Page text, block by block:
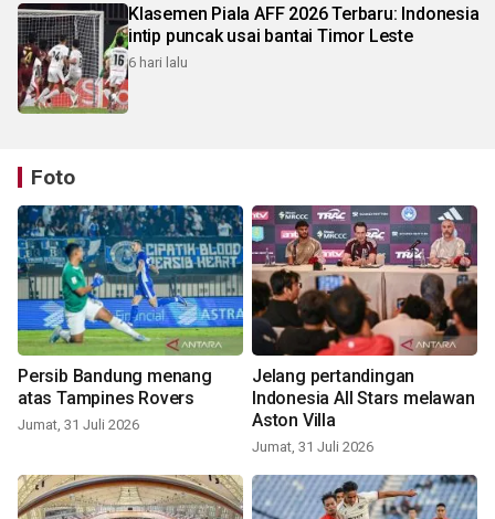
Klasemen Piala AFF 2026 Terbaru: Indonesia
intip puncak usai bantai Timor Leste
6 hari lalu
Foto
Persib Bandung menang
atas Tampines Rovers
Jumat, 31 Juli 2026
Jelang pertandingan
Indonesia All Stars melawan
Aston Villa
Jumat, 31 Juli 2026